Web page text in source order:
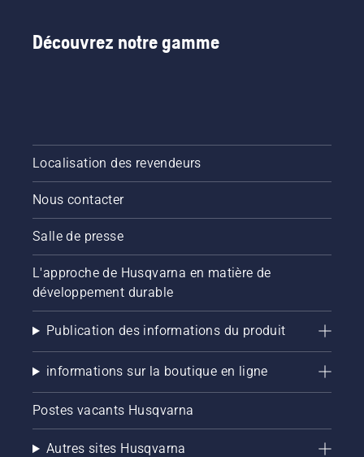
Découvrez notre gamme
Localisation des revendeurs
Nous contacter
Salle de presse
L'approche de Husqvarna en matière de
développement durable
Publication des informations du produit
informations sur la boutique en ligne
Postes vacants Husqvarna
Autres sites Husqvarna